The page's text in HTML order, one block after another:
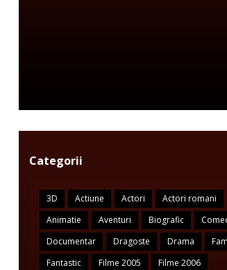
Categorii
3D Actiune Actori
Actori romani
Animatie
Aventuri Biografic
Documentar
Dragoste Drama
Fantastic
Filme 2005
Filme 2006